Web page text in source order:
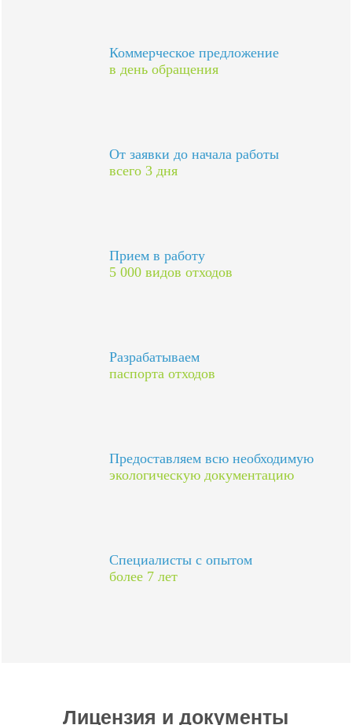
Коммерческое предложение
в день обращения
От заявки до начала работы
всего 3 дня
Прием в работу
5 000 видов отходов
Разрабатываем
паспорта отходов
Предоставляем всю необходимую
экологическую документацию
Специалисты с опытом
более 7 лет
Лицензия и документы